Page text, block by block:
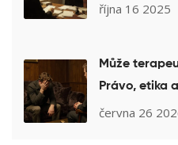
října 16 2025
Může
Právo, etika
terapie
června 26